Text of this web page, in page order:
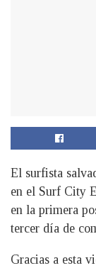
El surfista
en el Surf City
en la primera
tercer día de
Gracias a esta